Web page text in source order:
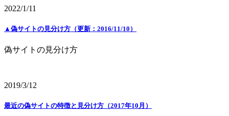
2022/1/11
▲偽サイトの見分け方（更新：2016/11/10）
偽サイトの見分け方
2019/3/12
最近の偽サイトの特徴と見分け方（2017年10月）